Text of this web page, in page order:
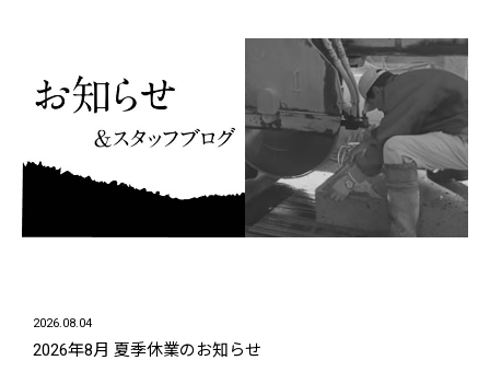
2026.08.04
2026年8月 夏季休業のお知らせ